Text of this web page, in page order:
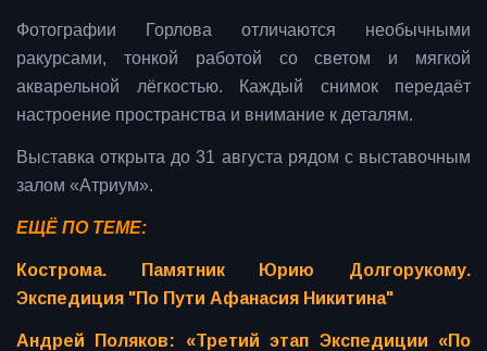
Фотографии Горлова отличаются необычными
ракурсами, тонкой работой со светом и мягкой
акварельной лёгкостью. Каждый снимок передаёт
настроение пространства и внимание к деталям.
Выставка открыта до 31 августа рядом с выставочным
залом «Атриум».
ЕЩЁ ПО ТЕМЕ:
Кострома. Памятник Юрию Долгорукому.
Экспедиция "По Пути Афанасия Никитина"
Андрей Поляков: «Третий этап Экспедиции «По